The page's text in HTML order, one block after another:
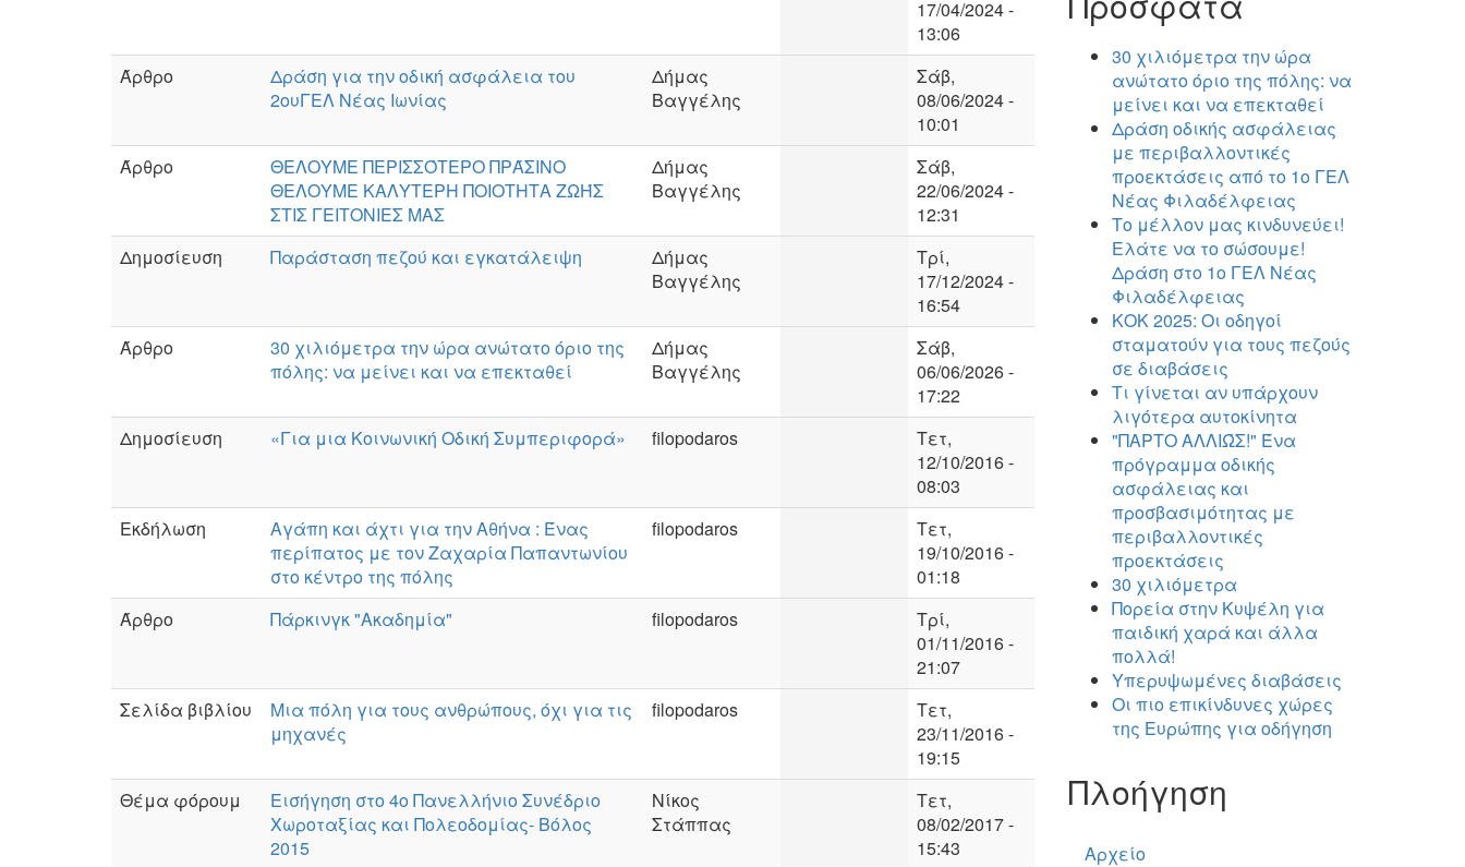
17/04/2024 -
13:06
Άρθρο
Δράση για την οδική ασφάλεια του
2ουΓΕΛ Νέας Ιωνίας
Δήμας
Βαγγέλης
Σάβ,
08/06/2024 -
10:01
Άρθρο
ΘΕΛΟΥΜΕ ΠΕΡΙΣΣΌΤΕΡΟ ΠΡΆΣΙΝΟ
ΘΕΛΟΥΜΕ ΚΑΛΥΤΕΡΗ ΠΟΙΟΤΗΤΑ ΖΩΉΣ
ΣΤΙΣ ΓΕΙΤΟΝΙΕΣ ΜΑΣ
Δήμας
Βαγγέλης
Σάβ,
22/06/2024 -
12:31
Δημοσίευση
Παράσταση πεζού και εγκατάλειψη
Δήμας
Βαγγέλης
Τρί,
17/12/2024 -
16:54
Άρθρο
30 χιλιόμετρα την ώρα ανώτατο όριο της
πόλης: να μείνει και να επεκταθεί
Δήμας
Βαγγέλης
Σάβ,
06/06/2026 -
17:22
Δημοσίευση
«Για μια Κοινωνική Οδική Συμπεριφορά» filopodaros
Τετ,
12/10/2016 -
08:03
Εκδήλωση
Αγάπη και άχτι για την Αθήνα : Ένας
περίπατος με τον Ζαχαρία Παπαντωνίου
στο κέντρο της πόλης
filopodaros
Τετ,
19/10/2016 -
01:18
Άρθρο
Πάρκινγκ "Ακαδημία" filopodaros
Τρί,
01/11/2016 -
21:07
Σελίδα βιβλίου
Μια πόλη για τους ανθρώπους, όχι για τις
μηχανές
filopodaros
Τετ,
23/11/2016 -
19:15
Θέμα φόρουμ
Εισήγηση στο 4ο Πανελλήνιο Συνέδριο
Χωροταξίας και Πολεοδομίας- Βόλος
2015
Νίκος
Στάππας
Τετ,
08/02/2017 -
15:43
30 χιλιόμετρα την ώρα
ανώτατο όριο της πόλης: να
μείνει και να επεκταθεί
Δράση οδικής ασφάλειας
με περιβαλλοντικές
προεκτάσεις από το 1ο ΓΕΛ
Νέας Φιλαδέλφειας
Το μέλλον μας κινδυνεύει!
Ελάτε να το σώσουμε!
Δράση στο 1ο ΓΕΛ Νέας
Φιλαδέλφειας
ΚΟΚ 2025: Οι οδηγοί
σταματούν για τους πεζούς
σε διαβάσεις
Τι γίνεται αν υπάρχουν
λιγότερα αυτοκίνητα
"ΠΑΡΤΟ ΑΛΛΙΏΣ!" Ένα
πρόγραμμα οδικής
ασφάλειας και
προσβασιμότητας με
περιβαλλοντικές
προεκτάσεις
30 χιλιόμετρα
Πορεία στην Κυψέλη για
παιδική χαρά και άλλα
πολλά!
Υπερυψωμένες διαβάσεις
Οι πιο επικίνδυνες χώρες
της Ευρώπης για οδήγηση
Πλοήγηση
Αρχείο